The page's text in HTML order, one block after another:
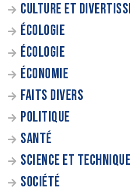
CULTURE ET
ÉCOLOGIE
ÉCOLOGIE
ÉCONOMIE
FAITS DIVERS
POLITIQUE
SANTÉ
SCIENCE ET TECHNIQUE
SOCIÉTÉ